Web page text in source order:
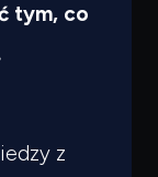
tym, co
z